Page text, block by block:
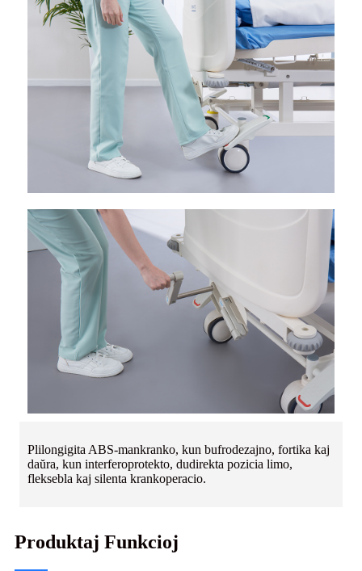
Plilongigita ABS-mankranko, kun bufrodezajno, fortika kaj
daŭra, kun interferoprotekto, dudirekta pozicia limo,
fleksebla kaj silenta krankoperacio.
Produktaj Funkcioj